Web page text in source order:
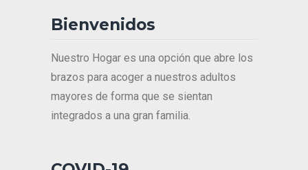
Bienvenidos
Nuestro Hogar es una opción que abre los
brazos para acoger a nuestros adultos
mayores de forma que se sientan
integrados a una gran familia.